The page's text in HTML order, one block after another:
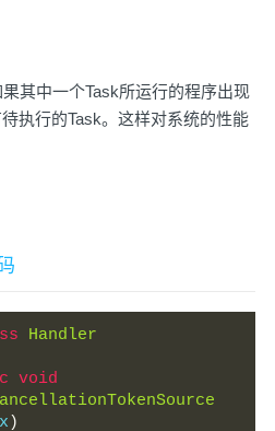
其中一个Task所运行的程序出现
执行的Task。这样对系统的性能
Handler
void
)